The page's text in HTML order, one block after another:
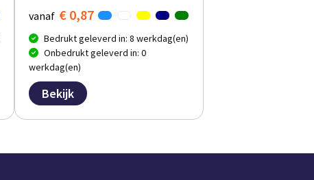
vanaf € 0,87
Bedrukt geleverd in: 8 werkdag(en)
Onbedrukt geleverd in: 0
werkdag(en)
Bekijk